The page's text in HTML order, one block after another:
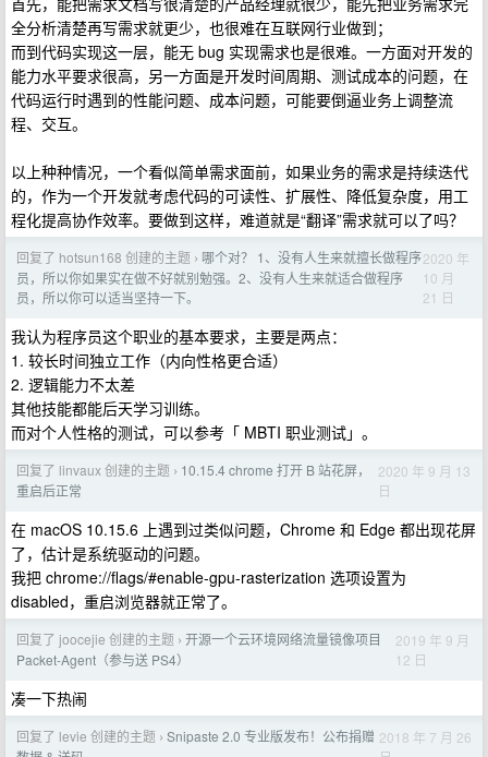
全分析清楚再写需求就更少，也很难在互联网行业做到；
而到代码实现这一层，能无 bug 实现需求也是很难。一方面对开发的
能力水平要求很高，另一方面是开发时间周期、测试成本的问题，在
代码运行时遇到的性能问题、成本问题，可能要倒逼业务上调整流
程、交互。
以上种种情况，一个看似简单需求面前，如果业务的需求是持续迭代
的，作为一个开发就考虑代码的可读性、扩展性、降低复杂度，用工
程化提高协作效率。要做到这样，难道就是“翻译”需求就可以了吗？
回复了 hotsun168 创建的主题 › 哪个对？ 1、没有人生来就擅长做程序
员，所以你如果实在做不好就别勉强。2、没有人生来就适合做程序
员，所以你可以适当坚持一下。
2020 年
10 月
21 日
我认为程序员这个职业的基本要求，主要是两点：
1. 较长时间独立工作（内向性格更合适）
2. 逻辑能力不太差
其他技能都能后天学习训练。
而对个人性格的测试，可以参考「 MBTI 职业测试」。
回复了 linvaux 创建的主题 › 10.15.4 chrome 打开 B 站花屏，
重启后正常
2020 年 9 月 13
日
在 macOS 10.15.6 上遇到过类似问题，Chrome 和 Edge 都出现花屏
了，估计是系统驱动的问题。
我把 chrome://flags/#enable-gpu-rasterization 选项设置为
disabled，重启浏览器就正常了。
回复了 joocejie 创建的主题 › 开源一个云环境网络流量镜像项目
Packet-Agent（参与送 PS4）
2019 年 9 月
12 日
凑一下热闹
回复了 levie 创建的主题 › Snipaste 2.0 专业版发布！公布捐赠 2018 年 7 月 26